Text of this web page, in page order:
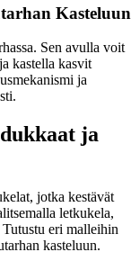
Kasteluun
Sen avulla voit
kastella kasvit
ja
ja
jotka kestävät
letkukela,
eri malleihin
kasteluun.